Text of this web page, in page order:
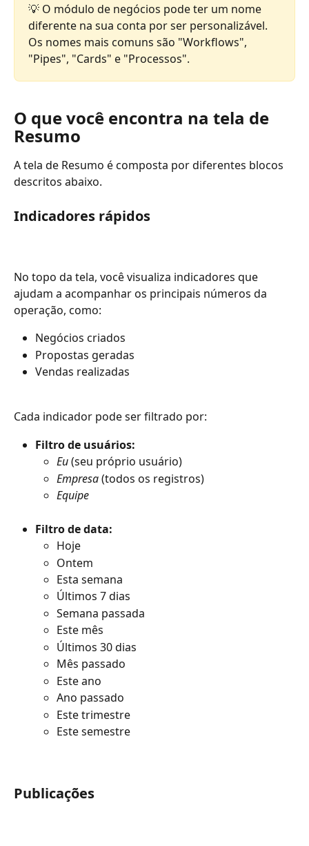
💡 O módulo de negócios pode ter um nome
diferente na sua conta por ser personalizável.
Os nomes mais comuns são "Workflows",
"Pipes", "Cards" e "Processos".
O que você encontra na tela de
Resumo
A tela de Resumo é composta por diferentes blocos
descritos abaixo.
Indicadores rápidos
No topo da tela, você visualiza indicadores que
ajudam a acompanhar os principais números da
operação, como:
Negócios criados
Propostas geradas
Vendas realizadas
Cada indicador pode ser filtrado por:
Filtro de usuários:
Eu (seu próprio usuário)
Empresa (todos os registros)
Equipe
Filtro de data:
Hoje
Ontem
Esta semana
Últimos 7 dias
Semana passada
Este mês
Últimos 30 dias
Mês passado
Este ano
Ano passado
Este trimestre
Este semestre
Publicações